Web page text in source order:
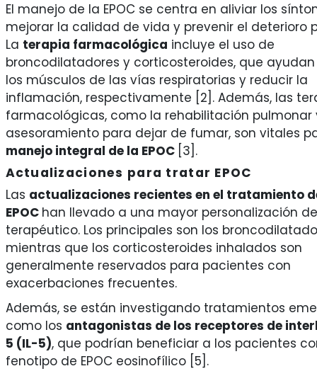
El manejo de la EPOC se centra en aliviar los
mejorar la calidad de vida y prevenir el deterioro
La terapia farmacológica incluye el uso de
broncodilatadores y corticosteroides, que
los músculos de las vías respiratorias y reducir la
inflamación, respectivamente [2]. Además, las
farmacológicas, como la rehabilitación pulmonar
asesoramiento para dejar de fumar, son vitales
manejo integral de la EPOC [3].
Actualizaciones para tratar EPOC
Las actualizaciones recientes en el tratamiento
EPOC han llevado a una mayor personalización
terapéutico. Los principales son los
mientras que los corticosteroides inhalados son
generalmente reservados para pacientes con
exacerbaciones frecuentes.
Además, se están investigando tratamientos
como los antagonistas de los receptores de
5 (IL-5), que podrían beneficiar a los pacientes
fenotipo de EPOC eosinofílico [5].